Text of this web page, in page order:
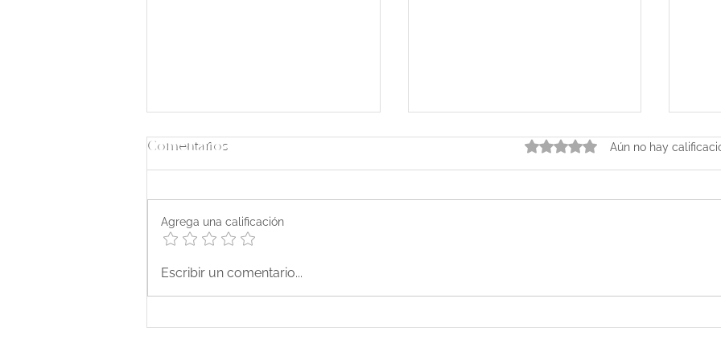
Un hasta pronto - Episodio
Comentarios Obtuvo 0 de 5 estrellas.
Aún no hay
Agrega una calificación
Escribir un comentario...